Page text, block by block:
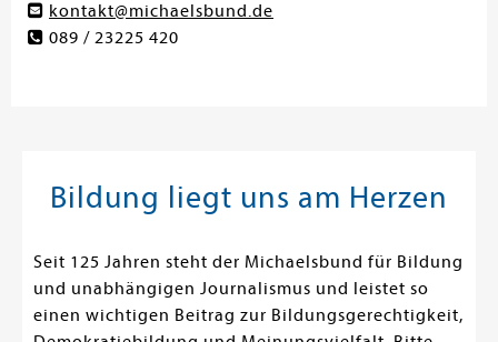
kontakt@michaelsbund.de
089 / 23225 420
Bildung liegt uns am Herzen
Seit 125 Jahren steht der Michaelsbund für Bildung
und unabhängigen Journalismus und leistet so
einen wichtigen Beitrag zur Bildungsgerechtigkeit,